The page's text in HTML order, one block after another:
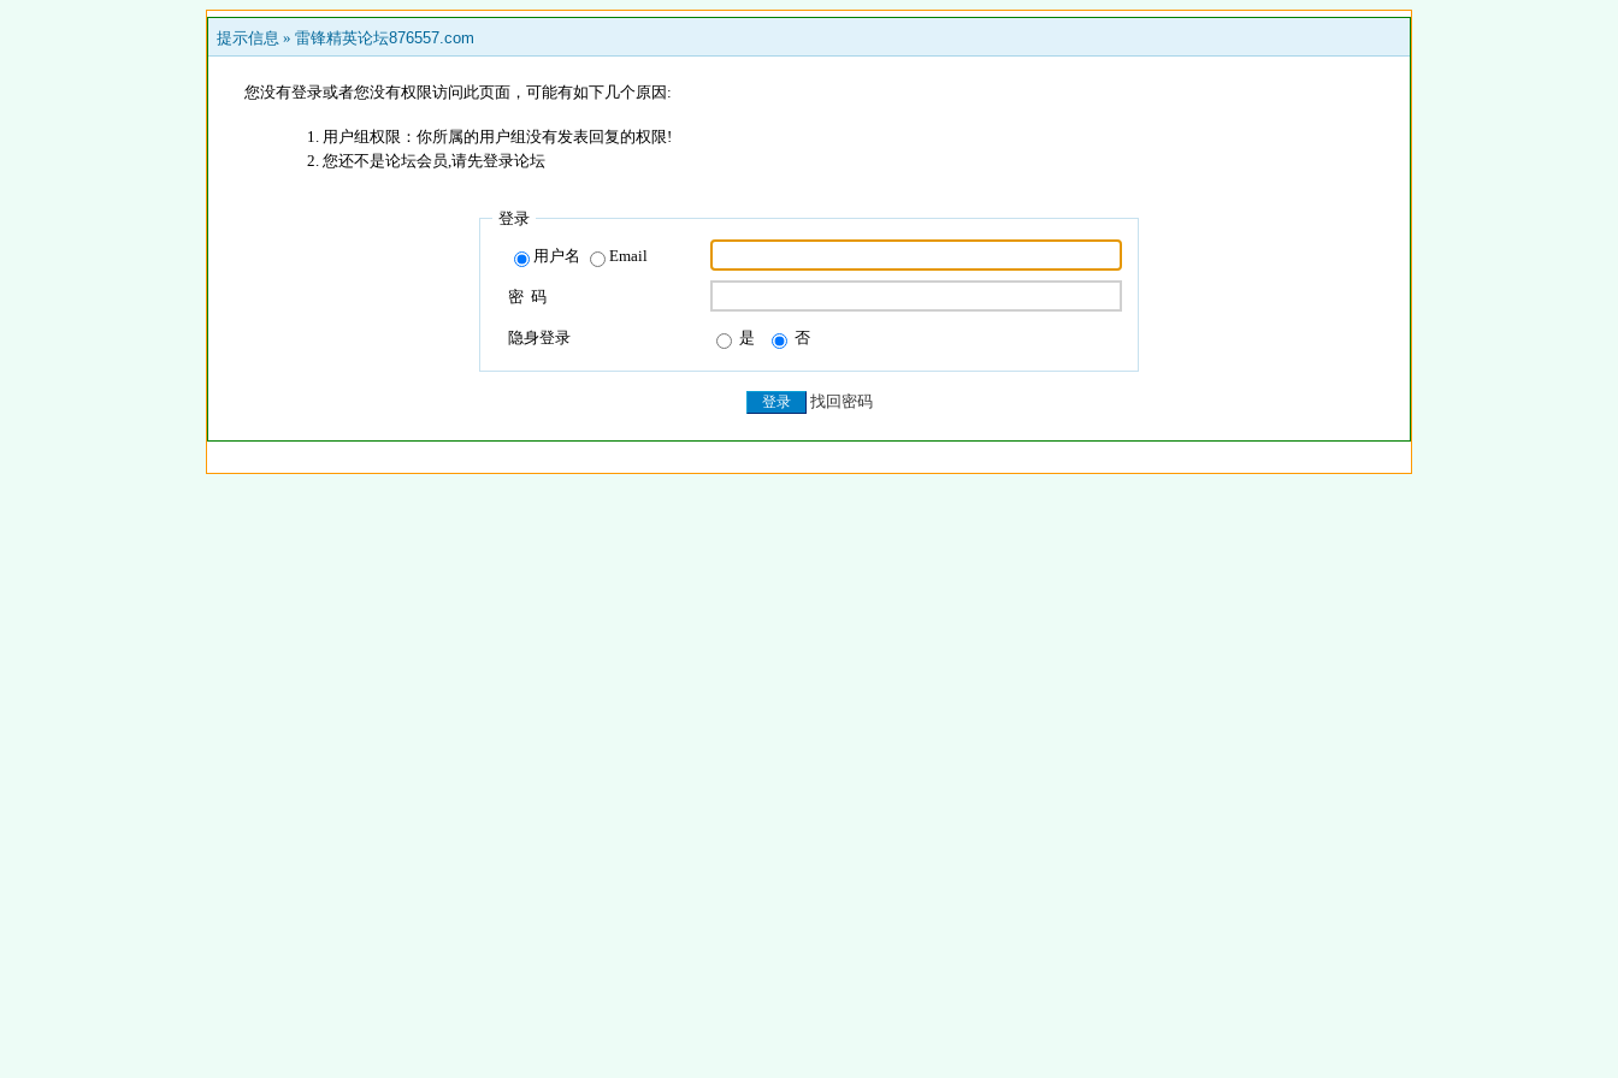
提示信息 » 雷锋精英论坛876557.com
您没有登录或者您没有权限访问此页面，可能有如下几个原因:
用户组权限：你所属的用户组没有发表回复的权限!
您还不是论坛会员,请先登录论坛
登录
用户名 Email
密 码
隐身登录 是 否
找回密码